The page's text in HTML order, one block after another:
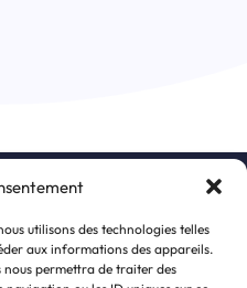
utilisons des technologies telles
aux informations des appareils.
permettra de traiter des
newsletter